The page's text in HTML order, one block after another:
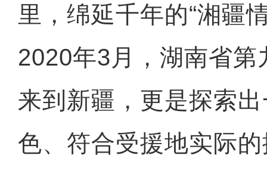
里，绵延千年的“湘疆
2020年3月，湖南省第
来到新疆，更是探索
色、符合受援地实际